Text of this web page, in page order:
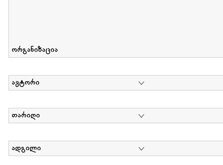
ორგანიზაცია
ავტორი
თარიღი
ადგილი